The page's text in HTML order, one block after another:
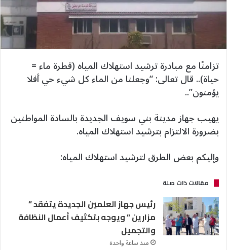
تزامنًا مع مبادرة ترشيد استهلاك المياه (قطرة ماء =
حياة).. قال تعالى: “وجعلنا من الماء كل شيء حي أفلا
يؤمنون”..
يهيب جهاز مدينة بني سويف الجديدة بالسادة المواطنين
بضرورة الالتزام بترشيد استهلاك المياه.
وإليكم بعض الطرق لترشيد استهلاك المياه:
مقالات ذات صلة
رئيس جهاز العلمين الجديدة يتفقد ”
مزارين ” ويوجه بتكثيف أعمال النظافة
والتجميل
منذ ساعة واحدة